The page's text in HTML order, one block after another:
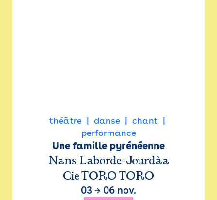
théâtre danse
chant
performance
Une famille pyrénéenne
Nans Laborde-Jourdàa
Cie TORO TORO
03 → 06 nov.